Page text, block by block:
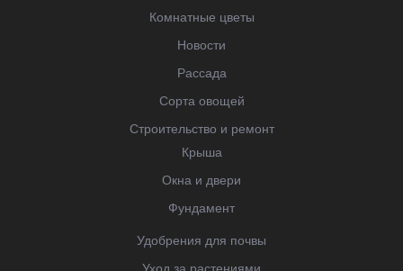
Комнатные цветы
Новости
Рассада
Сорта овощей
Строительство и ремонт
Крыша
Окна и двери
Фундамент
Удобрения для почвы